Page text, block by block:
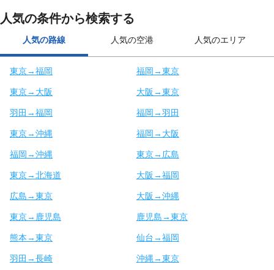
人気の条件から検索する
人気の路線 人気の空港 人気のエリア
東京→福岡 福岡→東京
東京→大阪 大阪→東京
羽田→福岡 福岡→羽田
東京→沖縄 福岡→大阪
福岡→沖縄 東京→広島
東京→北海道 大阪→福岡
広島→東京 大阪→沖縄
東京→鹿児島 鹿児島→東京
熊本→東京 仙台→福岡
羽田→長崎 沖縄→東京